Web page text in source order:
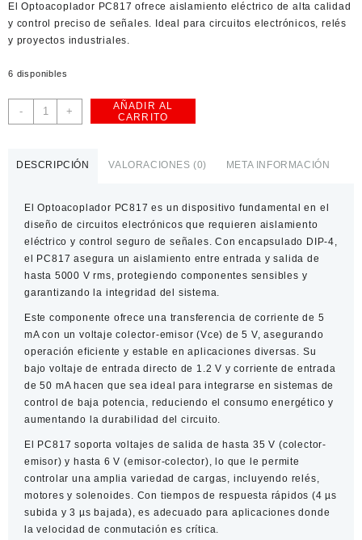
American Dollar
El Optoacoplador PC817 ofrece aislamiento eléctrico de alta calidad
y control preciso de señales. Ideal para circuitos electrónicos, relés
y proyectos industriales.
6 disponibles
-
Optoacoplador
PC817
Aislamiento
+
AÑADIR AL
CARRITO
DESCRIPCIÓN VALORACIONES (0) META INFORMACIÓN
El Optoacoplador PC817 es un dispositivo fundamental en el
diseño de circuitos electrónicos que requieren aislamiento
eléctrico y control seguro de señales. Con encapsulado DIP-4,
el PC817 asegura un aislamiento entre entrada y salida de
hasta 5000 V rms, protegiendo componentes sensibles y
garantizando la integridad del sistema.
Este componente ofrece una transferencia de corriente de 5
mA con un voltaje colector-emisor (Vce) de 5 V, asegurando
operación eficiente y estable en aplicaciones diversas. Su
bajo voltaje de entrada directo de 1.2 V y corriente de entrada
de 50 mA hacen que sea ideal para integrarse en sistemas de
control de baja potencia, reduciendo el consumo energético y
aumentando la durabilidad del circuito.
El PC817 soporta voltajes de salida de hasta 35 V (colector-
emisor) y hasta 6 V (emisor-colector), lo que le permite
controlar una amplia variedad de cargas, incluyendo relés,
motores y solenoides. Con tiempos de respuesta rápidos (4 µs
subida y 3 µs bajada), es adecuado para aplicaciones donde
la velocidad de conmutación es crítica.